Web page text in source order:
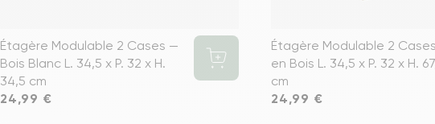
Étagère Modulable 2 Cases —
Bois Blanc L. 34,5 x P. 32 x H.
34,5 cm
Prix
24,99 €
Étagère Modulable 2
en Bois L. 34,5 x P. 32 x H.
cm
Prix
24,99 €